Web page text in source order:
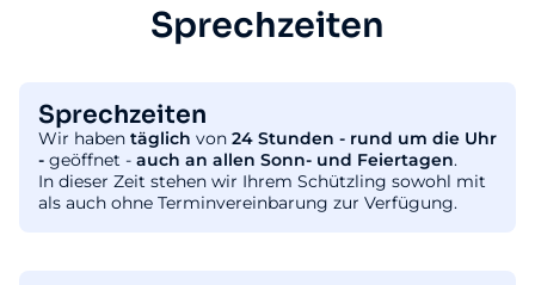
Sprechzeiten
Sprechzeiten
Wir haben täglich von 24 Stunden - rund um die Uhr
- geöffnet - auch an allen Sonn- und Feiertagen.
In dieser Zeit stehen wir Ihrem Schützling sowohl mit
als auch ohne Terminvereinbarung zur Verfügung.